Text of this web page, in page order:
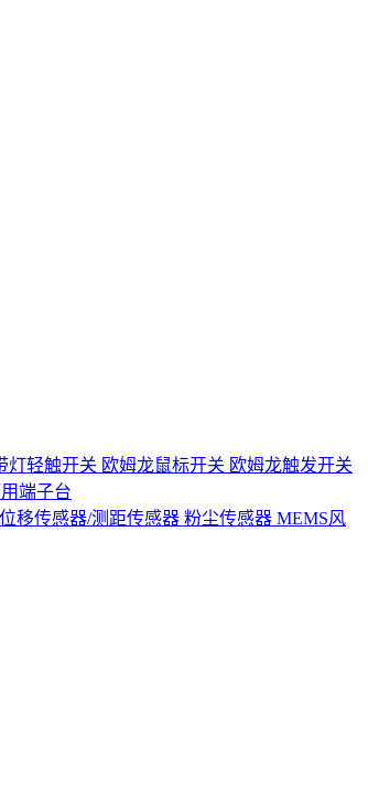
灯轻触开关 欧姆龙鼠标开关 欧姆龙触发开关
端子台
移传感器/测距传感器 粉尘传感器 MEMS风